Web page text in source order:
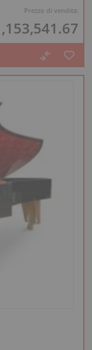
Prezzo di vendita: